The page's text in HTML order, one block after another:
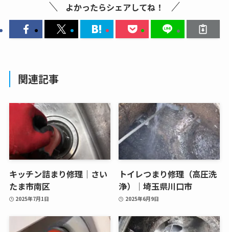
よかったらシェアしてね！
関連記事
キッチン詰まり修理｜さい
たま市南区
2025年7月1日
トイレつまり修理（高圧洗
浄）｜埼玉県川口市
2025年6月9日